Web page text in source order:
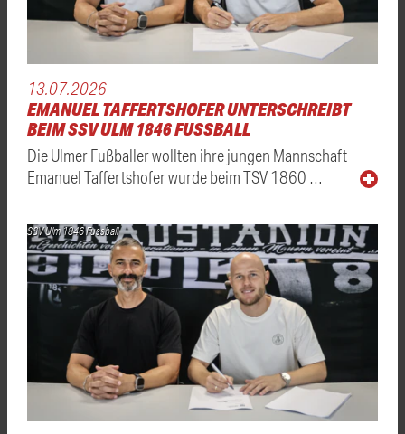
13.07.2026
EMANUEL TAFFERTSHOFER UNTERSCHREIBT
BEIM SSV ULM 1846 FUSSBALL
Die Ulmer Fußballer wollten ihre jungen Mannschaft
Emanuel Taffertshofer wurde beim TSV 1860 …
SSV Ulm 1846 Fussball